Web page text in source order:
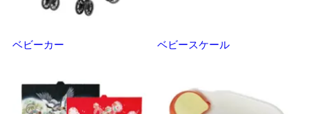
ベビーカー ベビースケール